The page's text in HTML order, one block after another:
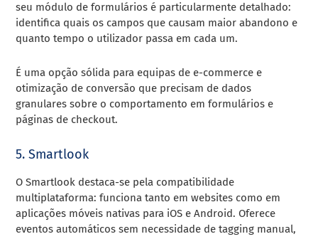
seu módulo de formulários é particularmente detalhado:
identifica quais os campos que causam maior abandono e
quanto tempo o utilizador passa em cada um.
É uma opção sólida para equipas de e-commerce e
otimização de conversão que precisam de dados
granulares sobre o comportamento em formulários e
páginas de checkout.
5. Smartlook
O Smartlook destaca-se pela compatibilidade
multiplataforma: funciona tanto em websites como em
aplicações móveis nativas para iOS e Android. Oferece
eventos automáticos sem necessidade de tagging manual,